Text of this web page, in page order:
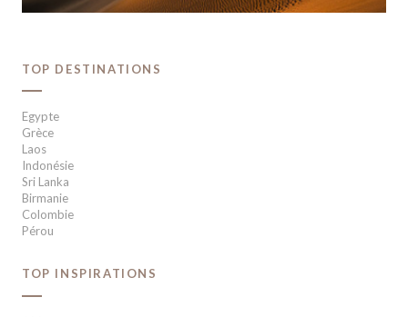
TOP DESTINATIONS
Egypte
Grèce
Laos
Indonésie
Sri Lanka
Birmanie
Colombie
Pérou
TOP INSPIRATIONS